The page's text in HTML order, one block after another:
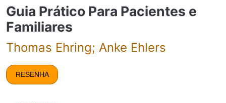
Guia Prático Para Pacientes e
Familiares
Thomas Ehring; Anke Ehlers
RESENHA